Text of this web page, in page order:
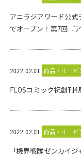
アニラジアワード公
でオープン！第7回『
2022.02.01 商品・サービ
FLOSコミック祝創刊4
2022.02.01 商品・サービ
「機界戦隊ゼンカイ